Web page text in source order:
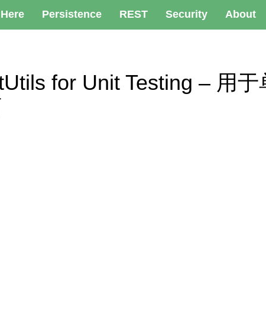
Persistence REST Security About
for Unit Testing – 用